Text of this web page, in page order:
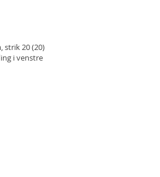
strik 20 (20)
i venstre